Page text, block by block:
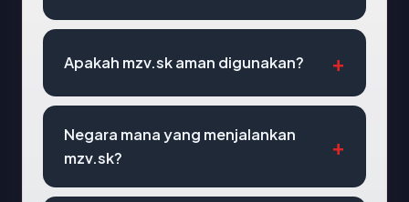
Apakah mzv.sk aman digunakan?
Negara mana yang menjalankan
mzv.sk?